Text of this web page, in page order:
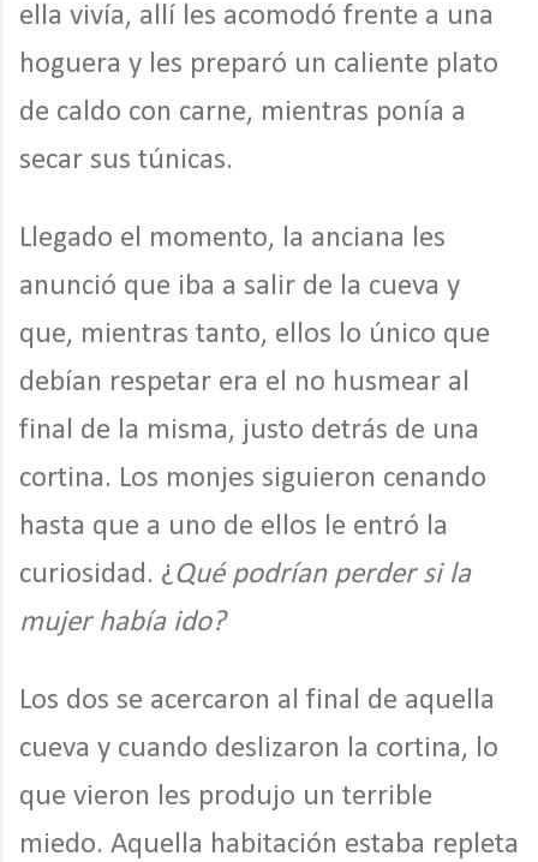
ella vivía, allí les acomodó frente a una
hoguera y les preparó un caliente plato
de caldo con carne, mientras ponía a
secar sus túnicas.
Llegado el momento, la anciana les
anunció que iba a salir de la cueva y
que, mientras tanto, ellos lo único que
debían respetar era el no husmear al
final de la misma, justo detrás de una
cortina. Los monjes siguieron cenando
hasta que a uno de ellos le entró la
curiosidad. ¿Qué podrían perder si la
mujer había ido?
Los dos se acercaron al final de aquella
cueva y cuando deslizaron la cortina, lo
que vieron les produjo un terrible
miedo. Aquella habitación estaba repleta